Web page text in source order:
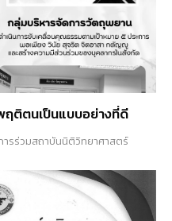
ฤติตนเป็นแบบอย่างที่ดี
ารร่วมสถาบันนิติวิทยาศาสตร์